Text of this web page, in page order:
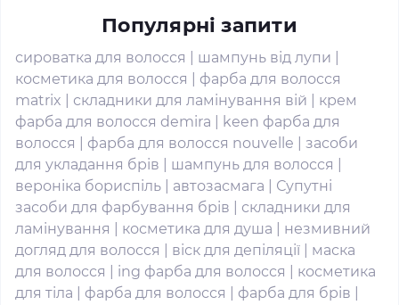
Популярні запити
сироватка для волосся шампунь від лупи
косметика для волосся
фарба для волосся
matrix
складники для ламінування вій
крем
фарба для волосся demira
keen фарба для
волосся
фарба для волосся nouvelle
засоби
для укладання брів
шампунь для волосся
вероніка бориспіль
автозасмага
Супутні
засоби для фарбування брів
складники для
ламінування
косметика для душа
незмивний
догляд для волосся
віск для депіляції
маска
для волосся
ing фарба для волосся
косметика
для тіла
фарба для волосся фарба для брів